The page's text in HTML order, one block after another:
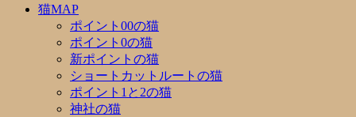
猫MAP
ポイント00の猫
ポイント0の猫
新ポイントの猫
ショートカットルートの猫
ポイント1と2の猫
神社の猫